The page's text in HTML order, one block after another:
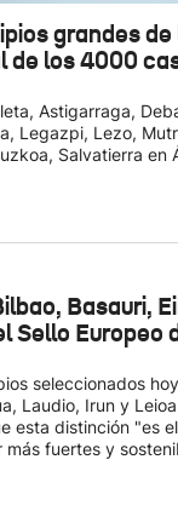
grandes de
de los 4000
Astigarraga,
Legazpi, Lezo,
Salvatierra en
Basauri,
Sello Europeo
seleccionados
Laudio, Irun y
esta distinción "es
fuertes y